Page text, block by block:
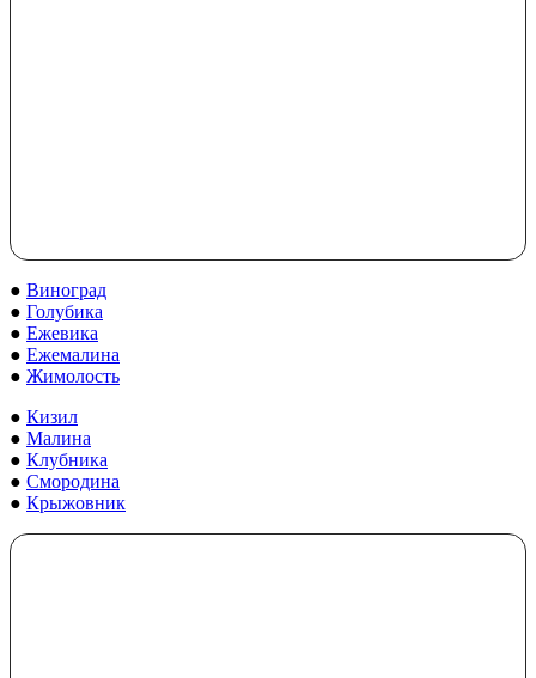
● Виноград
● Голубика
● Ежевика
● Ежемалина
● Жимолость
● Кизил
● Малина
● Клубника
● Смородина
● Крыжовник